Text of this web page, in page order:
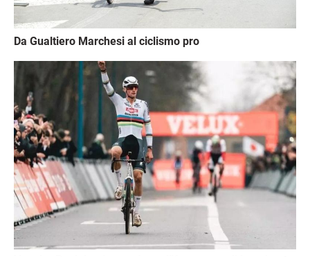
Da Gualtiero Marchesi al ciclismo pro